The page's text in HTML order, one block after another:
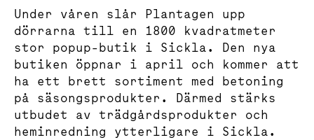
Under våren slår Plantagen upp
dörrarna till en 1800 kvadratmeter
stor popup-butik i Sickla. Den nya
butiken öppnar i april och kommer att
ha ett brett sortiment med betoning
på säsongsprodukter. Därmed stärks
utbudet av trädgårdsprodukter och
heminredning ytterligare i Sickla.